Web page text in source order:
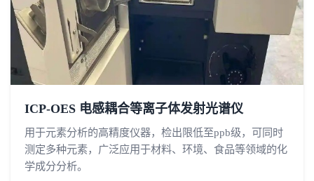
ICP-OES 电感耦合等离子体发射光谱仪
用于元素分析的高精度仪器，检出限低至ppb级，可同时
测定多种元素，广泛应用于材料、环境、食品等领域的化
学成分分析。